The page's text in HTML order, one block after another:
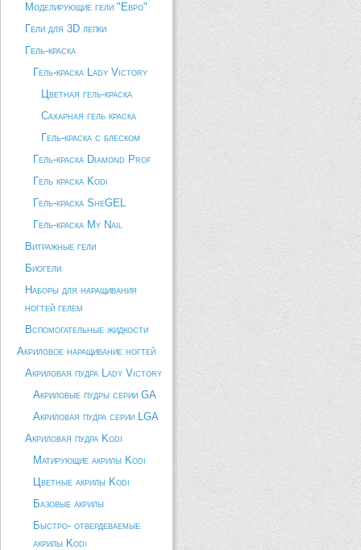
Моделирующие гели "Евро"
Гели для 3D лепки
Гель-краска
Гель-краска Lady Victory
Цветная гель-краска
Сахарная гель краска
Гель-краска с блеском
Гель-краска Diamond Prof
Гель краска Kodi
Гель-краска SheGEL
Гель-краска My Nail
Витражные гели
Биогели
Наборы для наращивания
ногтей гелем
Вспомогательные жидкости
Акриловое наращивание ногтей
Акриловая пудра Lady Victory
Акриловые пудры серии GA
Акриловая пудра серии LGA
Акриловая пудра Kodi
Матирующие акрилы Kodi
Цветные акрилы Kodi
Базовые акрилы
Быстро- отвердеваемые
акрилы Kodi